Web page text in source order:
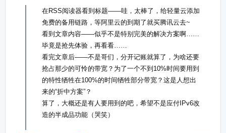
在RSS阅读器看到标题——哇，太棒了，给轻量云添加
免费的备用链路，等阿里云的到期了就买腾讯云去~
看到文章内容——似乎不是特别完美的解决方案啊……
毕竟是抢先体验，再看看……
看完文章后——不是哥们，分开记账就算了，为啥还要
抢占那少的可怜的带宽？为了一个不到10%时间要用到
的特性牺牲在100%的时间牺牲部分带宽？这是人想出
来的“折中方案”？
算了，大概还是有人要用到的吧，希望不是应付IPv6改
造的半成品功能（哭笑）